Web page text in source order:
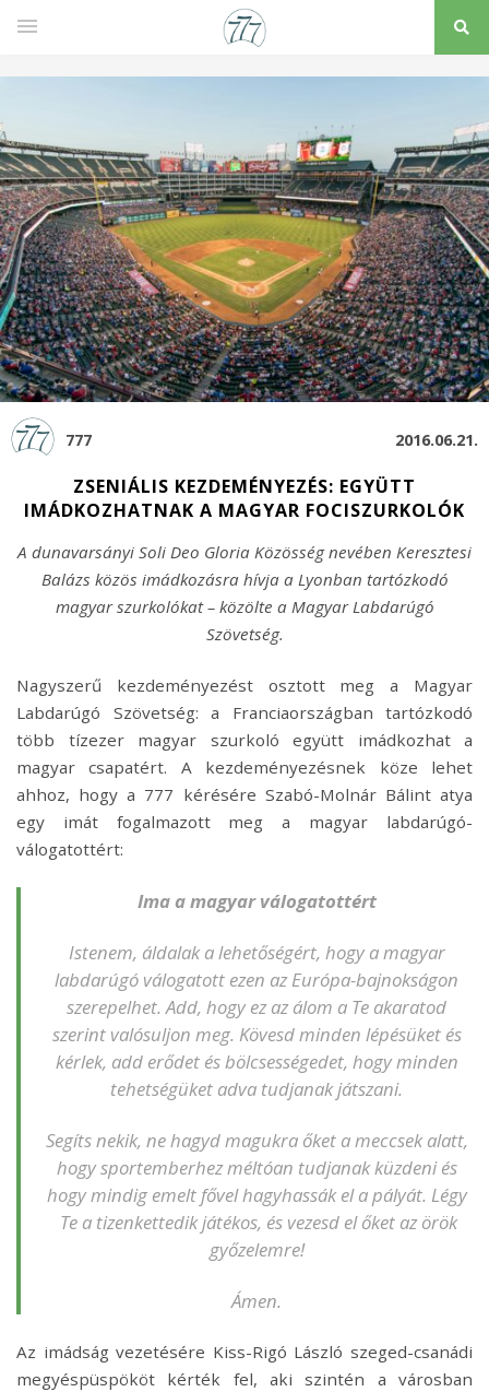
777 2016.06.21.
ZSENIÁLIS KEZDEMÉNYEZÉS: EGYÜTT
IMÁDKOZHATNAK A MAGYAR FOCISZURKOLÓK
A dunavarsányi Soli Deo Gloria Közösség nevében Keresztesi
Balázs közös imádkozásra hívja a Lyonban tartózkodó
magyar szurkolókat – közölte a Magyar Labdarúgó
Szövetség.
Nagyszerű kezdeményezést osztott meg a Magyar
Labdarúgó Szövetség: a Franciaországban tartózkodó
több tízezer magyar szurkoló együtt imádkozhat a
magyar csapatért. A kezdeményezésnek köze lehet
ahhoz, hogy a 777 kérésére Szabó-Molnár Bálint atya
egy imát fogalmazott meg a magyar labdarúgó-
válogatottért:
Ima a magyar válogatottért
Istenem, áldalak a lehetőségért, hogy a magyar
labdarúgó válogatott ezen az Európa-bajnokságon
szerepelhet. Add, hogy ez az álom a Te akaratod
szerint valósuljon meg. Kövesd minden lépésüket és
kérlek, add erődet és bölcsességedet, hogy minden
tehetségüket adva tudjanak játszani.
Segíts nekik, ne hagyd magukra őket a meccsek alatt,
hogy sportemberhez méltóan tudjanak küzdeni és
hogy mindig emelt fővel hagyhassák el a pályát. Légy
Te a tizenkettedik játékos, és vezesd el őket az örök
győzelemre!
Ámen.
Az imádság vezetésére Kiss-Rigó László szeged-csanádi
megyéspüspököt kérték fel, aki szintén a városban